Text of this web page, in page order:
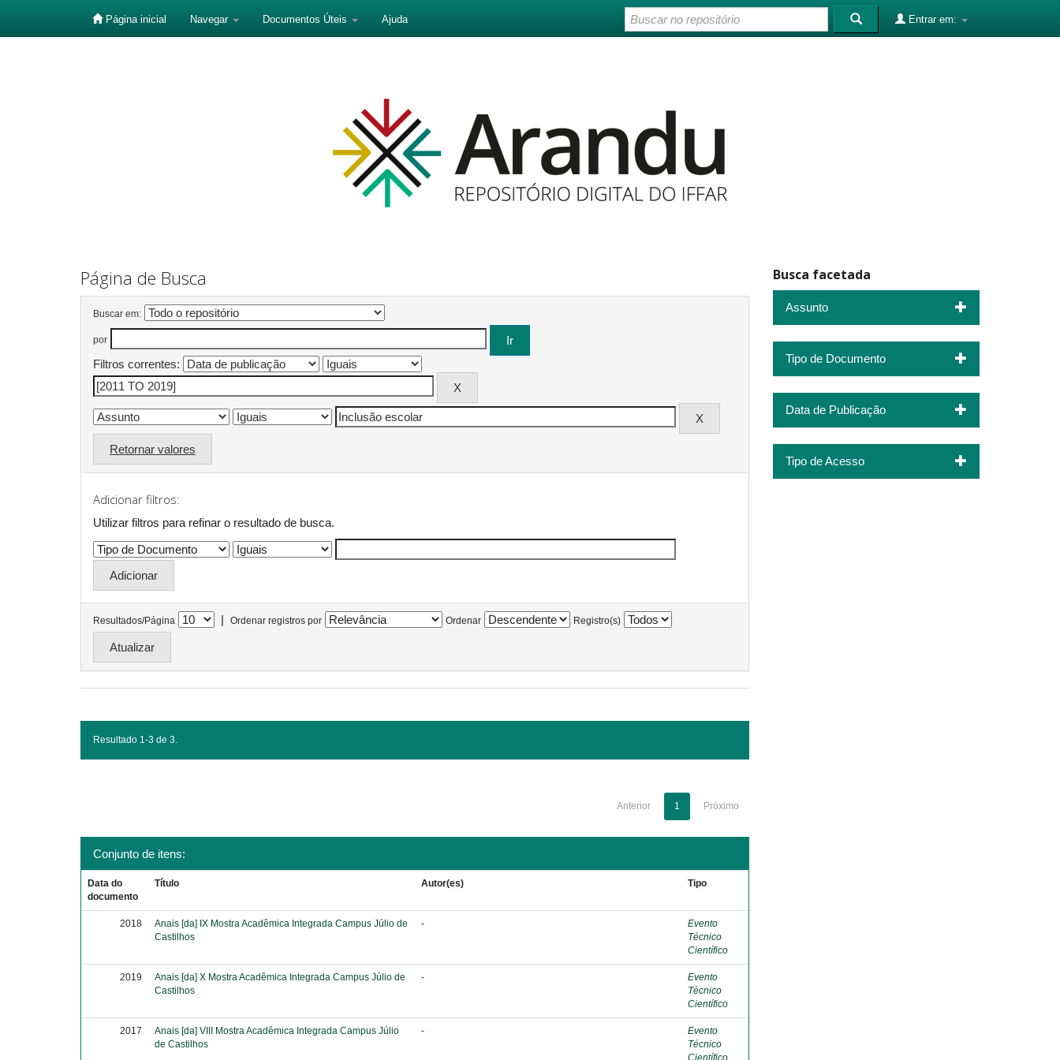
Página inicial Navegar Documentos Úteis Ajuda Entrar em:
Página de Busca
Buscar em:
por
Filtros correntes:
Retornar valores
Adicionar filtros:
Utilizar filtros para refinar o resultado de busca.
Resultados/Página | Ordenar registros por Ordenar Registro(s)
Resultado 1-3 de 3.
Anterior 1 Próximo
Conjunto de itens:
Data do
documento
Título Autor(es) Tipo
2018
Anais [da] IX Mostra Acadêmica Integrada Campus Júlio de
Castilhos
-
Evento
Técnico
Científico
2019
Anais [da] X Mostra Acadêmica Integrada Campus Júlio de
Castilhos
-
Evento
Técnico
Científico
2017
Anais [da] VIII Mostra Acadêmica Integrada Campus Júlio
de Castilhos
-
Evento
Técnico
Científico
Busca facetada
Assunto
Tipo de Documento
Data de Publicação
Tipo de Acesso